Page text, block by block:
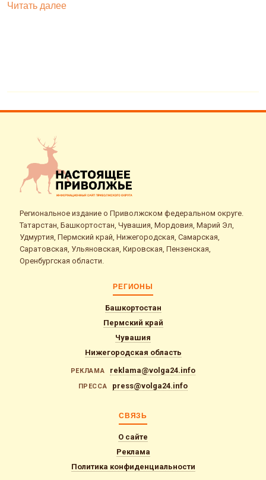
Читать далее
Региональное издание о Приволжском федеральном округе.
Татарстан, Башкортостан, Чувашия, Мордовия, Марий Эл,
Удмуртия, Пермский край, Нижегородская, Самарская,
Саратовская, Ульяновская, Кировская, Пензенская,
Оренбургская области.
РЕГИОНЫ
Башкортостан
Пермский край
Чувашия
Нижегородская область
РЕКЛАМА reklama@volga24.info
ПРЕССА press@volga24.info
СВЯЗЬ
О сайте
Реклама
Политика конфиденциальности